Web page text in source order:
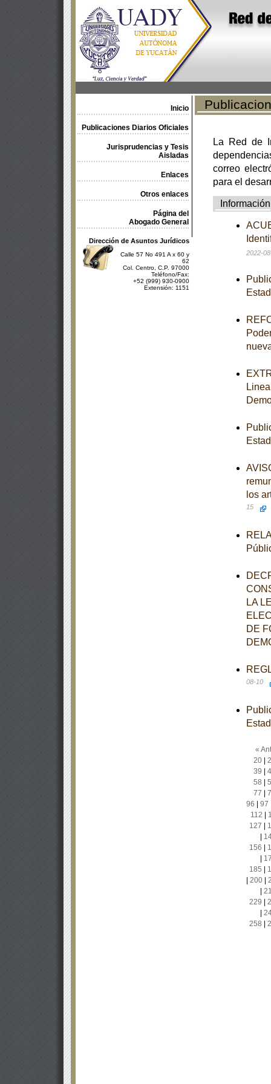
Inicio
Publicaciones Diarios Oficiales
Jurisprudencias y Tesis
Aisladas
Enlaces
Otros enlaces
Página del
Abogado General
Dirección de Asuntos Jurídicos
Calle 57 No 491 A x 60 y
62
Col. Centro, C.P. 97000
Teléfono/Fax:
+52 (999) 930-0900
Extensión: 1151
La Red de
correo
para el
Información
2022-
los
15
LA
DE
08-10
«
20|
39
58
77
96
97
112
127
156
185
200|
229
258